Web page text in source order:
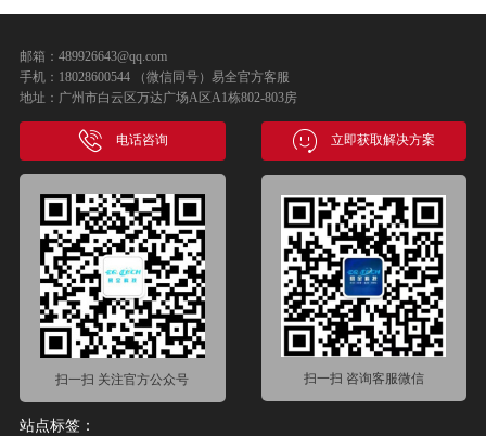
邮箱：489926643@qq.com
手机：18028600544 （微信同号）易全官方客服
地址：广州市白云区万达广场A区A1栋802-803房
电话咨询 立即获取解决方案
扫一扫 关注官方公众号 扫一扫 咨询客服微信
站点标签：